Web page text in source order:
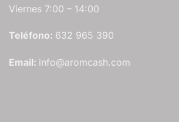
Viernes 7:00 – 14:00
Teléfono: 632 965 390
Email: info@aromcash.com